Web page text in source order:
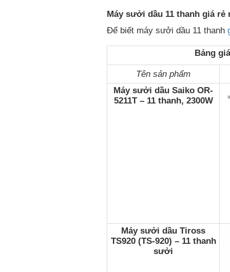
Máy sưởi dầu 11 thanh giá rẻ
Để biết máy sưởi dầu 11 thanh
Bảng
Tên sản phẩm
Máy sưởi dầu Saiko OR-
5211T – 11 thanh, 2300W
Máy sưởi dầu Tiross
TS920 (TS-920) – 11 thanh
sưởi